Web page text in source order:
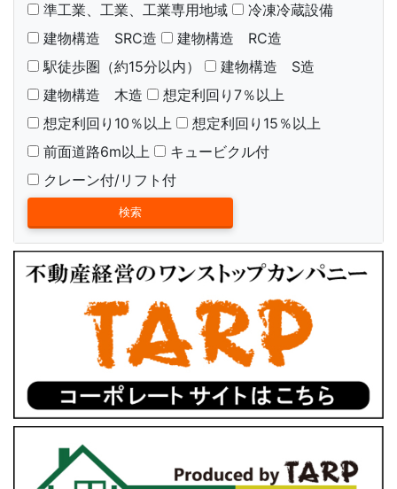
準工業、工業、工業専用地域
冷凍冷蔵設備
建物構造 SRC造
建物構造 RC造
駅徒歩圏（約15分以内）
建物構造 S造
建物構造 木造
想定利回り7％以上
想定利回り10％以上
想定利回り15％以上
前面道路6m以上
キュービクル付
クレーン付/リフト付